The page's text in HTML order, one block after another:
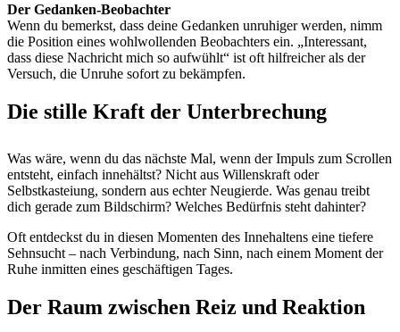
Der Gedanken-Beobachter
Wenn du bemerkst, dass deine Gedanken unruhiger werden, nimm
die Position eines wohlwollenden Beobachters ein. „Interessant,
dass diese Nachricht mich so aufwühlt“ ist oft hilfreicher als der
Versuch, die Unruhe sofort zu bekämpfen.
Die stille Kraft der Unterbrechung
Was wäre, wenn du das nächste Mal, wenn der Impuls zum Scrollen
entsteht, einfach innehältst? Nicht aus Willenskraft oder
Selbstkasteiung, sondern aus echter Neugierde. Was genau treibt
dich gerade zum Bildschirm? Welches Bedürfnis steht dahinter?
Oft entdeckst du in diesen Momenten des Innehaltens eine tiefere
Sehnsucht – nach Verbindung, nach Sinn, nach einem Moment der
Ruhe inmitten eines geschäftigen Tages.
Der Raum zwischen Reiz und Reaktion